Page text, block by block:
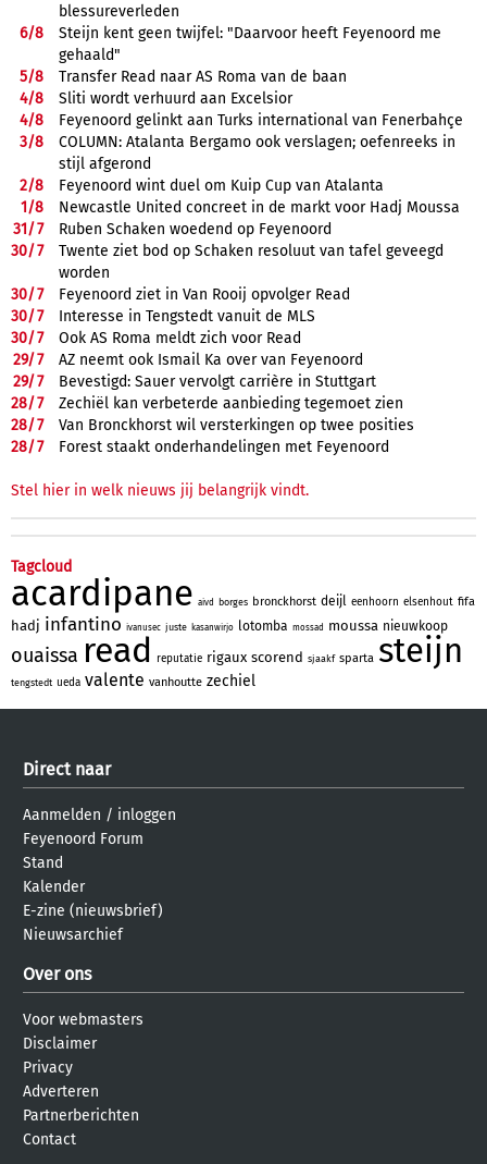
blessureverleden
6/8
Steijn kent geen twijfel: "Daarvoor heeft Feyenoord me
gehaald"
5/8
Transfer Read naar AS Roma van de baan
4/8
Sliti wordt verhuurd aan Excelsior
4/8
Feyenoord gelinkt aan Turks international van Fenerbahçe
3/8
COLUMN: Atalanta Bergamo ook verslagen; oefenreeks in
stijl afgerond
2/8
Feyenoord wint duel om Kuip Cup van Atalanta
1/8
Newcastle United concreet in de markt voor Hadj Moussa
31/7
Ruben Schaken woedend op Feyenoord
30/7
Twente ziet bod op Schaken resoluut van tafel geveegd
worden
30/7
Feyenoord ziet in Van Rooij opvolger Read
30/7
Interesse in Tengstedt vanuit de MLS
30/7
Ook AS Roma meldt zich voor Read
29/7
AZ neemt ook Ismail Ka over van Feyenoord
29/7
Bevestigd: Sauer vervolgt carrière in Stuttgart
28/7
Zechiël kan verbeterde aanbieding tegemoet zien
28/7
Van Bronckhorst wil versterkingen op twee posities
28/7 Forest staakt onderhandelingen met Feyenoord
Stel hier in welk nieuws jij belangrijk vindt.
Tagcloud
acardipane aivd borges bronckhorst deijl eenhoorn elsenhout fifa
hadj infantino ivanusec juste kasanwirjo lotomba mossad moussa nieuwkoop
ouaissa read reputatie rigaux scorend sjaakf sparta steijn
tengstedt ueda valente vanhoutte zechiel
Direct naar
Aanmelden / inloggen
Feyenoord Forum
Stand
Kalender
E-zine (nieuwsbrief)
Nieuwsarchief
Over ons
Voor webmasters
Disclaimer
Privacy
Adverteren
Partnerberichten
Contact